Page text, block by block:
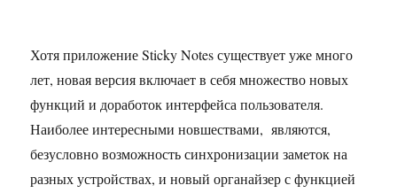
Хотя приложение Sticky Notes существует уже много
лет, новая версия включает в себя множество новых
функций и доработок интерфейса пользователя.
Наиболее интересными новшествами, являются,
безусловно возможность синхронизации заметок на
разных устройствах, и новый органайзер с функцией